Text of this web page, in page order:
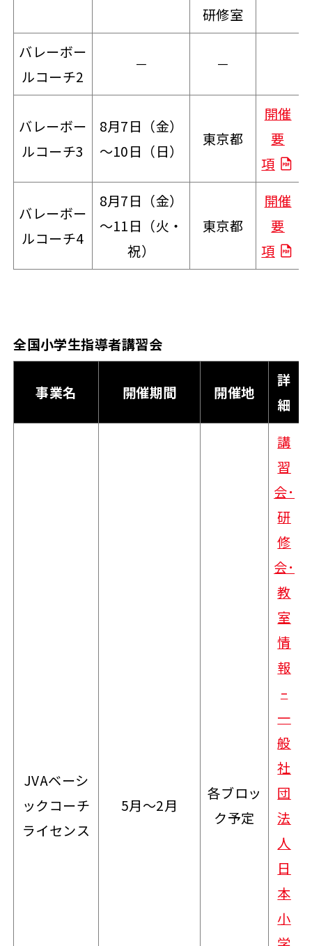
研修室
バレーボー
ルコーチ2
－ －
バレーボー
ルコーチ3
8月7日（金）
～10日（日）
東京都
開催
要
項
バレーボー
ルコーチ4
8月7日（金）
～11日（火・
祝）
東京都
開催
要
項
全国小学生指導者講習会
事業名 開催期間 開催地
詳
細
JVAベーシ
ックコーチ
ライセンス
5月～2月
各ブロッ
ク予定
講
習
会･
研
修
会･
教
室
情
報
–
一
般
社
団
法
人
日
本
小